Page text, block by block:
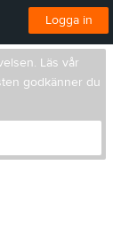
Logga in
Läs vår
godkänner du